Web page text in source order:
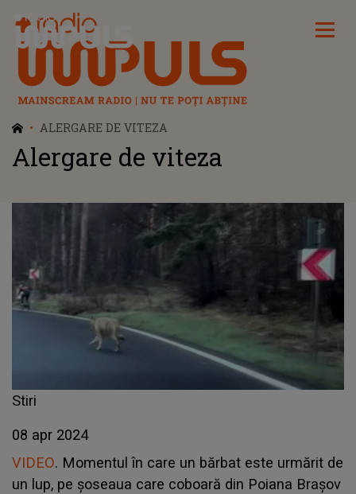
Radio Impuls
ALERGARE DE VITEZA
Alergare de viteza
Stiri
08 apr 2024
VIDEO. Momentul în care un bărbat este urmărit de
un lup, pe șoseaua care coboară din Poiana Brașov